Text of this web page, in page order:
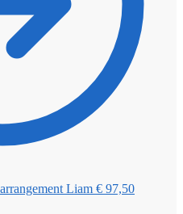
Liam € 97,50